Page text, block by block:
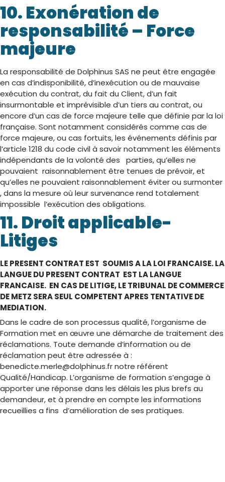
10. Exonération de
responsabilité – Force
majeure
La responsabilité de Dolphinus SAS ne peut être engagée
en cas d’indisponibilité, d’inexécution ou de mauvaise
exécution du contrat, du fait du Client, d’un fait
insurmontable et imprévisible d’un tiers au contrat, ou
encore d’un cas de force majeure telle que définie par la loi
française. Sont notamment considérés comme cas de
force majeure, ou cas fortuits, les événements définis par
l’article 1218 du code civil à savoir notamment les éléments
indépendants de la volonté des parties, qu’elles ne
pouvaient raisonnablement être tenues de prévoir, et
qu’elles ne pouvaient raisonnablement éviter ou surmonter
, dans la mesure où leur survenance rend totalement
impossible l’exécution des obligations.
11. Droit applicable-
Litiges
LE PRESENT CONTRAT EST SOUMIS A LA LOI FRANCAISE. LA
LANGUE DU PRESENT CONTRAT EST LA LANGUE
FRANCAISE. EN CAS DE LITIGE, LE TRIBUNAL DE COMMERCE
DE METZ SERA SEUL COMPETENT APRES TENTATIVE DE
MEDIATION.
Dans le cadre de son processus qualité, l’organisme de
Formation met en œuvre une démarche de traitement des
réclamations. Toute demande d’information ou de
réclamation peut être adressée à :
benedicte.merle@dolphinus.frnotre référent
Qualité/Handicap. L’organisme de formation s’engage à
apporter une réponse dans les délais les plus brefs au
demandeur, et à prendre en compte les informations
recueillies a fins d’amélioration de ses pratiques.